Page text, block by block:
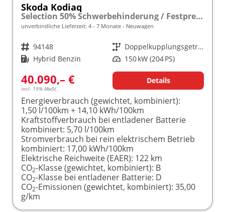
Skoda Kodiaq
Selection 50% Schwerbehinderung / Festpreisgarantie* Modelljahr 1.5 TSI iV PLUG-IN-HYBRID 204PS DSG "Sonderangebot bei Schwerbehinderung" frei konfigurierbar!
unverbindliche Lieferzeit: 4 - 7 Monate Neuwagen
Fahrzeugnr. 94148 Getriebe
Doppelkupplungsgetriebe (DSG)
Kraftstoff Hybrid Benzin Leistung 150 kW (204 PS)
40.090,– €
incl. 19% MwSt.
Details
Energieverbrauch (gewichtet, kombiniert):
1,50 l/100km + 14,10 kWh/100km
Kraftstoffverbrauch bei entladener Batterie
kombiniert: 5,70 l/100km
Stromverbrauch bei rein elektrischem Betrieb
kombiniert: 17,00 kWh/100km
Elektrische Reichweite (EAER): 122 km
CO2-Klasse (gewichtet, kombiniert): B
CO2-Klasse bei entladener Batterie: D
CO2-Emissionen (gewichtet, kombiniert): 35,00
g/km